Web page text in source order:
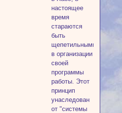
настоящее
время
стараются
быть
щепетильными
в организации
своей
программы
работы. Этот
принцип
унаследован
от "системы